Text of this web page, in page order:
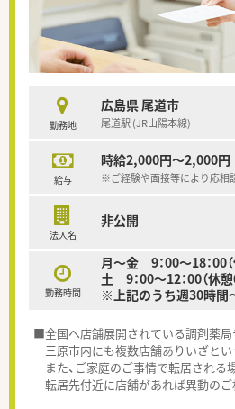
勤務地
広島県 尾道市
尾道駅 (JR山陽本線)
給与
時給2,000円～2,000円
※ご経験や面接等により応相
法人名
非公開
勤務時間
月～金 9：00～18：00
土 9：00～12：00（休憩
※上記のうち週30時間
■全国へ店舗展開されている調剤薬局
三原市内にも複数店舗ありいざとい
また、ご家庭のご事情で転居される
転居先付近に店舗があれば異動のご